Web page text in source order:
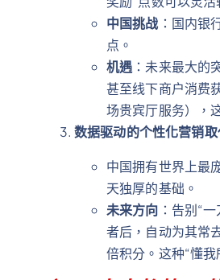
中国挑战：国内银
点。
机遇 ：未来最大的
甚至线下商户消费
场贵宾厅服务），
数据驱动的个性化营销
中国拥有世界上最
天独厚的基础。
未来方向 ：告别“
者后，自动为其常
倍积分。这种“懂